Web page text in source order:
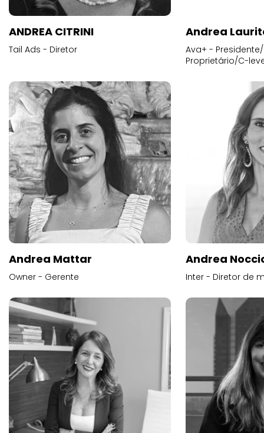
ANDREA CITRINI
Tail Ads - Diretor
Andrea
Ava+ -
Proprietário/C-
Andrea Mattar
Owner - Gerente
Andrea
Inter - Diretor de